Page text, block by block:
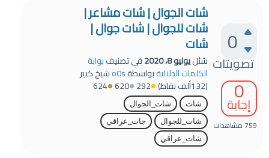
0
تصويتات
0
إجابة
759 مشاهدات
شات الجوال | شات مشاعر |
شات للجوال | شات جوال |
شات
سُئليوليو 8، 2020 في تصنيفبوابة
الكلمات الدلاليةبواسطةo0sشيخ كبير
(132ألف نقاط) 292
620
624
شات
شات_الجوال
شات_للجوال
جات_عراقي
شات_عراقي